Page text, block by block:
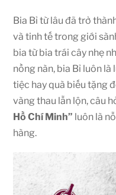
Bia Bỉ từ lâu đã trở
và tinh tế trong giới
bia từ bia trái cây nhẹ
nồng nàn, bia Bỉ luôn
tiệc hay quà biếu tặng
vàng thau lẫn lộn, câu
Hồ Chí Minh” luôn là
hàng.